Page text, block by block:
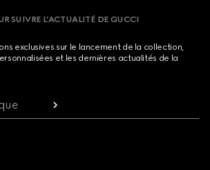
SUIVRE L’ACTUALITÉ DE GUCCI
exclusives sur le lancement de la collection,
et les dernières actualités de la